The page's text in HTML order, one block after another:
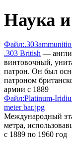
Наука
.303 British —
винтовочный,
патрон. Он был
патроном
армии с 1889
Файл:Platinum-
meter bar.jpg
Международный
метра,
с 1889 по 1960 год